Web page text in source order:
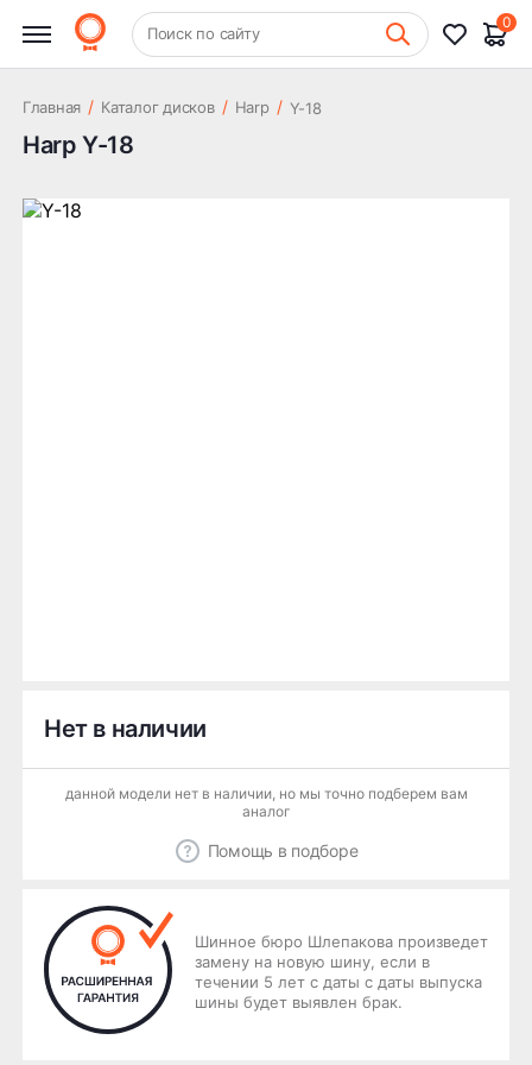
+7 (831) 261-35-35 Шиномонтаж
Поиск по сайту
0
Главная / Каталог дисков / Harp / Y-18
Harp Y-18
Нет в наличии
данной модели нет в наличии, но мы точно подберем вам
аналог
Помощь в подборе
Шинное бюро Шлепакова произведет
замену на новую шину, если в
течении 5 лет с даты с даты выпуска
шины будет выявлен брак.